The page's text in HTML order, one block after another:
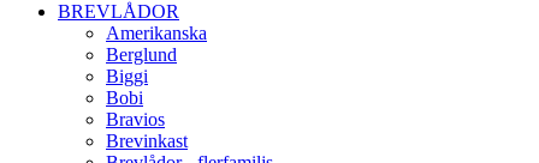
BREVLÅDOR
Amerikanska
Berglund
Biggi
Bobi
Bravios
Brevinkast